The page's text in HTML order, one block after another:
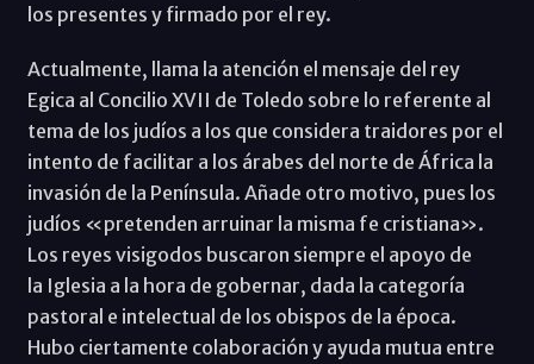
los presentes y firmado por el rey.
Actualmente, llama la atención el mensaje del rey
Egica al Concilio XVII de Toledo sobre lo referente al
tema de los judíos a los que considera traidores por el
intento de facilitar a los árabes del norte de África la
invasión de la Península. Añade otro motivo, pues los
judíos «pretenden arruinar la misma fe cristiana».
Los reyes visigodos buscaron siempre el apoyo de
la Iglesia a la hora de gobernar, dada la categoría
pastoral e intelectual de los obispos de la época.
Hubo ciertamente colaboración y ayuda mutua entre